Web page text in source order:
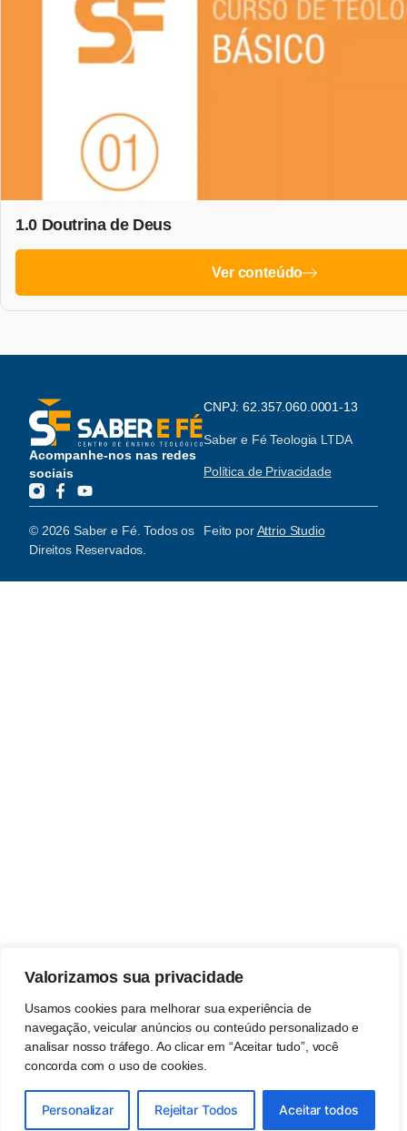
Valorizamos sua privacidade
Usamos cookies para melhorar sua experiência de
navegação, veicular anúncios ou conteúdo personalizado e
analisar nosso tráfego. Ao clicar em “Aceitar tudo”, você
concorda com o uso de cookies.
Personalizar Rejeitar Todos Aceitar todos
1.0 Doutrina de Deus
Ver conteúdo
Acompanhe-nos nas redes
sociais
CNPJ: 62.357.060.0001-13
Saber e Fé Teologia LTDA
Política de Privacidade
© 2026 Saber e Fé. Todos os
Direitos Reservados.
Feito porAttrio Studio